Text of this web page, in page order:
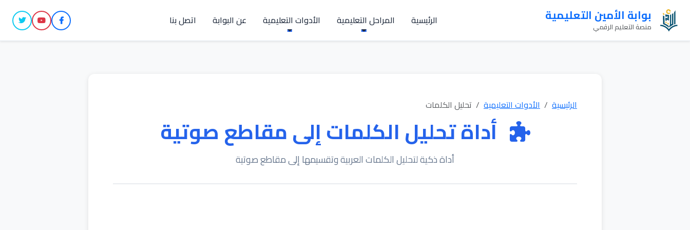
بوابة الأمين التعليمية
منصة التعليم الرقمي الرئيسية المراحل التعليمية الأدوات التعليمية عن البوابة اتصل بنا
الرئيسية الأدوات التعليمية تحليل الكلمات
أداة تحليل الكلمات إلى مقاطع صوتية
أداة ذكية لتحليل الكلمات العربية وتقسيمها إلى مقاطع صوتية